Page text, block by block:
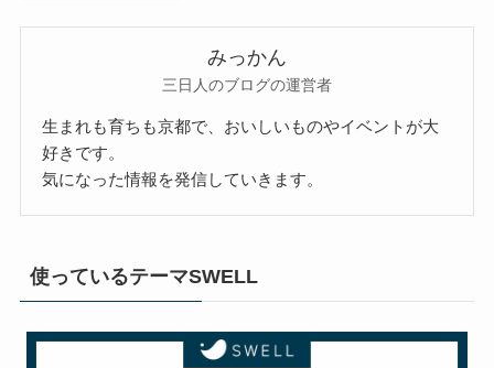
みっかん
三日人のブログの運営者
生まれも育ちも京都で、おいしいものやイベントが大
好きです。
気になった情報を発信していきます。
使っているテーマSWELL